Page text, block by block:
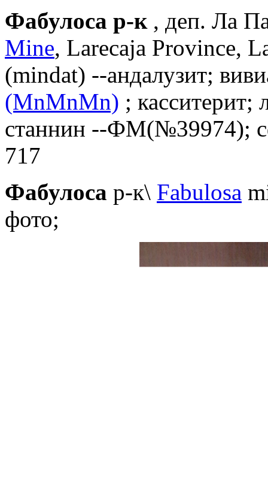
Фабулоса р-к , деп. Ла
Mine, Larecaja Province,
(mindat) --андалузит;
(MnMnMn) ; касситерит;
станнин --ФМ(№39974);
717
Фабулоса р-к\ Fabulosa
фото;